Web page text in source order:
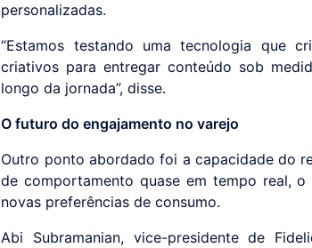
personalizadas.
“Estamos testando uma tecnologia que
criativos para entregar conteúdo sob
longo da jornada”, disse.
O futuro do engajamento no varejo
Outro ponto abordado foi a capacidade do
de comportamento quase em tempo real,
novas preferências de consumo.
Abi Subramanian, vice-presidente de